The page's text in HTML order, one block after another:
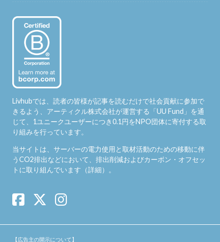
Livhubでは、読者の皆様が記事を読むだけで社会貢献に参加で
きるよう、アーティクル株式会社が運営する「UU Fund 」を通
じて、1ユニークユーザーにつき0.1円をNPO団体に寄付する取
り組みを行っています。
当サイトは、サーバーの電力使用と取材活動のための移動に伴
うCO2排出などにおいて、排出削減およびカーボン・オフセッ
トに取り組んでいます（詳細）。
【広告主の開示について】